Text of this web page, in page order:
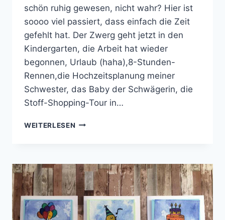
schön ruhig gewesen, nicht wahr? Hier ist
soooo viel passiert, dass einfach die Zeit
gefehlt hat. Der Zwerg geht jetzt in den
Kindergarten, die Arbeit hat wieder
begonnen, Urlaub (haha),8-Stunden-
Rennen,die Hochzeitsplanung meiner
Schwester, das Baby der Schwägerin, die
Stoff-Shopping-Tour in…
WEITERLESEN OVERSIZE
YORIK
VON
FARBENMIX